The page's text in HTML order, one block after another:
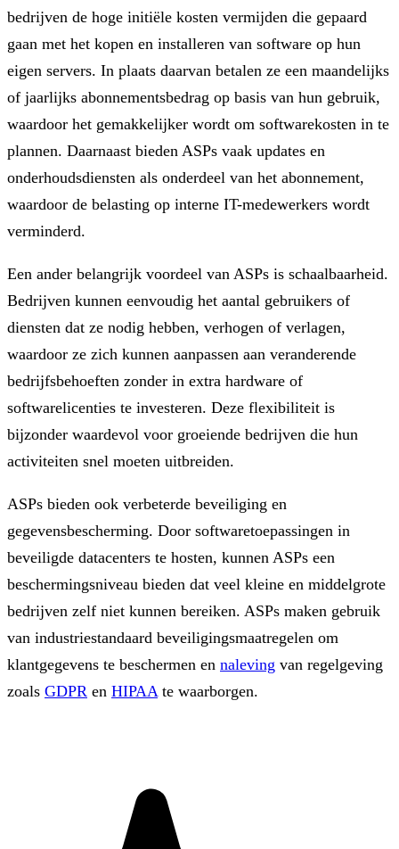
bedrijven de hoge initiële kosten vermijden die gepaard
gaan met het kopen en installeren van software op hun
eigen servers. In plaats daarvan betalen ze een maandelijks
of jaarlijks abonnementsbedrag op basis van hun gebruik,
waardoor het gemakkelijker wordt om softwarekosten in te
plannen. Daarnaast bieden ASPs vaak updates en
onderhoudsdiensten als onderdeel van het abonnement,
waardoor de belasting op interne IT-medewerkers wordt
verminderd.
Een ander belangrijk voordeel van ASPs is schaalbaarheid.
Bedrijven kunnen eenvoudig het aantal gebruikers of
diensten dat ze nodig hebben, verhogen of verlagen,
waardoor ze zich kunnen aanpassen aan veranderende
bedrijfsbehoeften zonder in extra hardware of
softwarelicenties te investeren. Deze flexibiliteit is
bijzonder waardevol voor groeiende bedrijven die hun
activiteiten snel moeten uitbreiden.
ASPs bieden ook verbeterde beveiliging en
gegevensbescherming. Door softwaretoepassingen in
beveiligde datacenters te hosten, kunnen ASPs een
beschermingsniveau bieden dat veel kleine en middelgrote
bedrijven zelf niet kunnen bereiken. ASPs maken gebruik
van industriestandaard beveiligingsmaatregelen om
klantgegevens te beschermen en naleving van regelgeving
zoals GDPR en HIPAA te waarborgen.